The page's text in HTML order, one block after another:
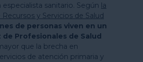
sanitario. Según la
y Servicios de Salud
de personas viven en un
de Profesionales de Salud
que la brecha en
de atención primaria y